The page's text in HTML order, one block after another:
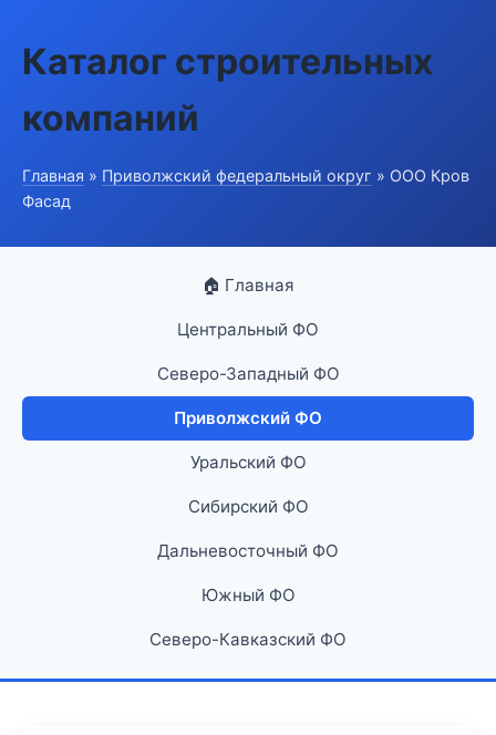
Каталог строительных
компаний
Главная » Приволжский федеральный округ » ООО Кров
Фасад
🏠 Главная
Центральный ФО
Северо-Западный ФО
Приволжский ФО
Уральский ФО
Сибирский ФО
Дальневосточный ФО
Южный ФО
Северо-Кавказский ФО